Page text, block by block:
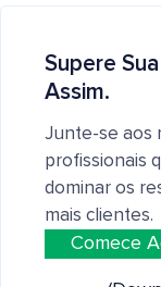
Supere
Assim.
Junte-se aos
profissionais
dominar os
mais clientes.
Comece